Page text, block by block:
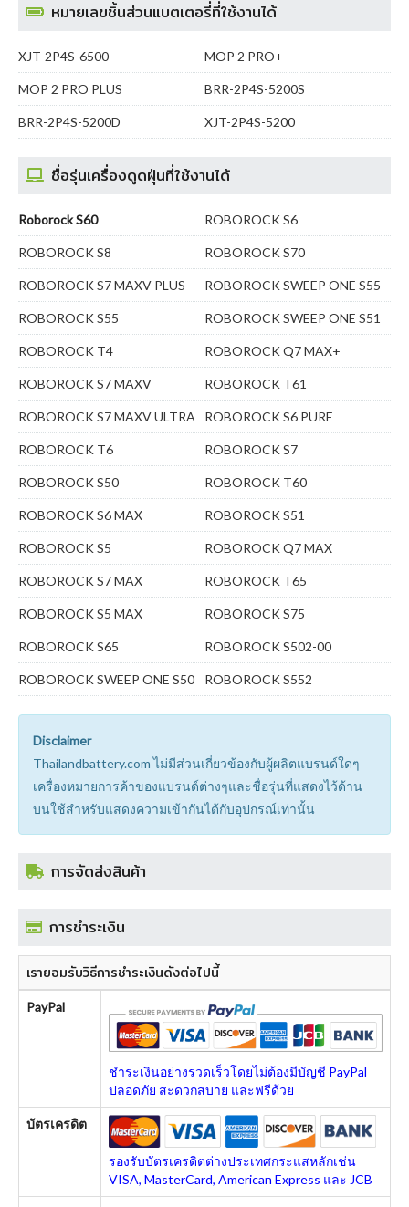
หมายเลขชิ้นส่วนแบตเตอรี่ที่ใช้งานได้
XJT-2P4S-6500 MOP 2 PRO+
MOP 2 PRO PLUS BRR-2P4S-5200S
BRR-2P4S-5200D XJT-2P4S-5200
ชื่อรุ่นเครื่องดูดฝุ่นที่ใช้งานได้
Roborock S60 ROBOROCK S6
ROBOROCK S8 ROBOROCK S70
ROBOROCK S7 MAXV PLUS ROBOROCK SWEEP ONE S55
ROBOROCK S55 ROBOROCK SWEEP ONE S51
ROBOROCK T4 ROBOROCK Q7 MAX+
ROBOROCK S7 MAXV ROBOROCK T61
ROBOROCK S7 MAXV ULTRA ROBOROCK S6 PURE
ROBOROCK T6 ROBOROCK S7
ROBOROCK S50 ROBOROCK T60
ROBOROCK S6 MAX ROBOROCK S51
ROBOROCK S5 ROBOROCK Q7 MAX
ROBOROCK S7 MAX ROBOROCK T65
ROBOROCK S5 MAX ROBOROCK S75
ROBOROCK S65 ROBOROCK S502-00
ROBOROCK SWEEP ONE S50 ROBOROCK S552
Disclaimer
Thailandbattery.com ไม่มีส่วนเกี่ยวข้องกับผู้ผลิตแบรนด์ใดๆ
เครื่องหมายการค้าของแบรนด์ต่างๆและชื่อรุ่นที่แสดงไว้ด้าน
บนใช้สำหรับแสดงความเข้ากันได้กับอุปกรณ์เท่านั้น
การจัดส่งสินค้า
การชำระเงิน
เรายอมรับวิธีการชำระเงินดังต่อไปนี้
PayPal
ชำระเงินอย่างรวดเร็วโดยไม่ต้องมีบัญชี PayPal
ปลอดภัย สะดวกสบาย และฟรีด้วย
บัตรเครดิต
รองรับบัตรเครดิตต่างประเทศกระแสหลักเช่น
VISA, MasterCard, American Express และ JCB